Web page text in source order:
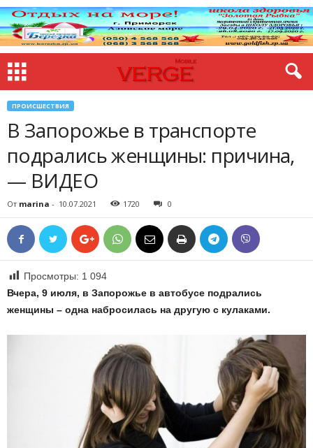
ПРОИСШЕСТВИЯ
В Запорожье в транспорте
подрались женщины: причина,
— ВИДЕО
От marina - 10.07.2021 1720 0
Просмотры: 1 094
Вчера, 9 июля, в Запорожье в автобусе подрались
женщины – одна набросилась на другую с кулаками.